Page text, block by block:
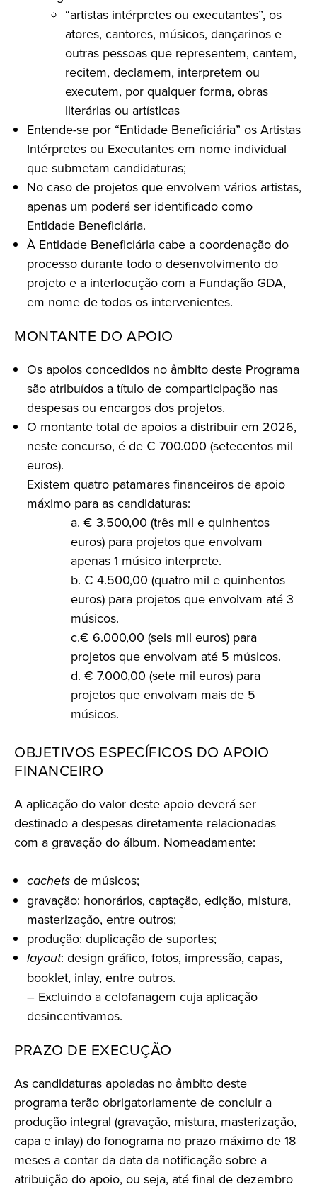
“artistas intérpretes ou executantes”, os
atores, cantores, músicos, dançarinos e
outras pessoas que representem, cantem,
recitem, declamem, interpretem ou
executem, por qualquer forma, obras
literárias ou artísticas
Entende-se por “Entidade Beneficiária” os Artistas
Intérpretes ou Executantes em nome individual
que submetam candidaturas;
No caso de projetos que envolvem vários artistas,
apenas um poderá ser identificado como
Entidade Beneficiária.
À Entidade Beneficiária cabe a coordenação do
processo durante todo o desenvolvimento do
projeto e a interlocução com a Fundação GDA,
em nome de todos os intervenientes.
MONTANTE DO APOIO
Os apoios concedidos no âmbito deste Programa
são atribuídos a título de comparticipação nas
despesas ou encargos dos projetos.
O montante total de apoios a distribuir em 2026,
neste concurso, é de € 700.000 (setecentos mil
euros).
Existem quatro patamares financeiros de apoio
máximo para as candidaturas:
a. € 3.500,00 (três mil e quinhentos
euros) para projetos que envolvam
apenas 1 músico interprete.
b. € 4.500,00 (quatro mil e quinhentos
euros) para projetos que envolvam até 3
músicos.
c.€ 6.000,00 (seis mil euros) para
projetos que envolvam até 5 músicos.
d. € 7.000,00 (sete mil euros) para
projetos que envolvam mais de 5
músicos.
OBJETIVOS ESPECÍFICOS DO APOIO
FINANCEIRO
A aplicação do valor deste apoio deverá ser
destinado a despesas diretamente relacionadas
com a gravação do álbum. Nomeadamente:
cachets de músicos;
gravação: honorários, captação, edição, mistura,
masterização, entre outros;
produção: duplicação de suportes;
layout: design gráfico, fotos, impressão, capas,
booklet, inlay, entre outros.
– Excluindo a celofanagem cuja aplicação
desincentivamos.
PRAZO DE EXECUÇÃO
As candidaturas apoiadas no âmbito deste
programa terão obrigatoriamente de concluir a
produção integral (gravação, mistura, masterização,
capa e inlay) do fonograma no prazo máximo de 18
meses a contar da data da notificação sobre a
atribuição do apoio, ou seja, até final de dezembro